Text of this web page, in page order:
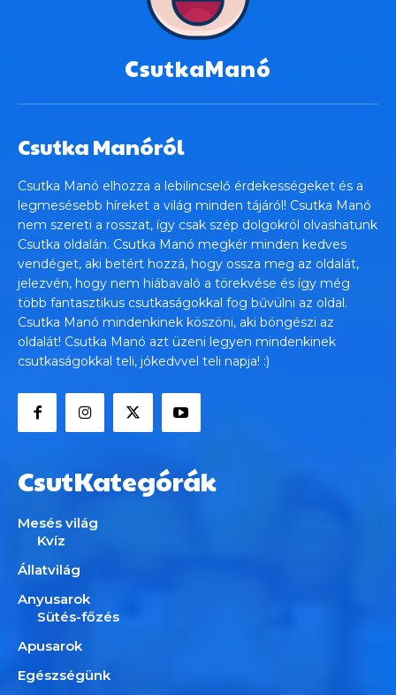
CsutkaManó
Csutka Manóról
Csutka Manó elhozza a lebilincselő érdekességeket és a
legmesésebb híreket a világ minden tájáról! Csutka Manó
nem szereti a rosszat, így csak szép dolgokról olvashatunk
Csutka oldalán. Csutka Manó megkér minden kedves
vendéget, aki betért hozzá, hogy ossza meg az oldalát,
jelezvén, hogy nem hiábavaló a törekvése és így még
több fantasztikus csutkaságokkal fog bűvülni az oldal.
Csutka Manó mindenkinek köszöni, aki böngészi az
oldalát! Csutka Manó azt üzeni legyen mindenkinek
csutkaságokkal teli, jókedvvel teli napja! :)
CsutKategórák
Mesés világ
Kvíz
Állatvilág
Anyusarok
Sütés-főzés
Apusarok
Egészségünk